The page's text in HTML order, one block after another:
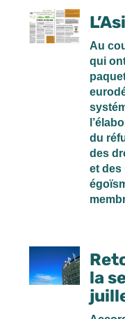
Au
qui
du
des
et des
la